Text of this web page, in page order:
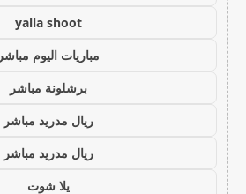
yalla shoot
مباريات اليوم مباشر
برشلونة مباشر
ريال مدريد مباشر
ريال مدريد مباشر
يلا شوت